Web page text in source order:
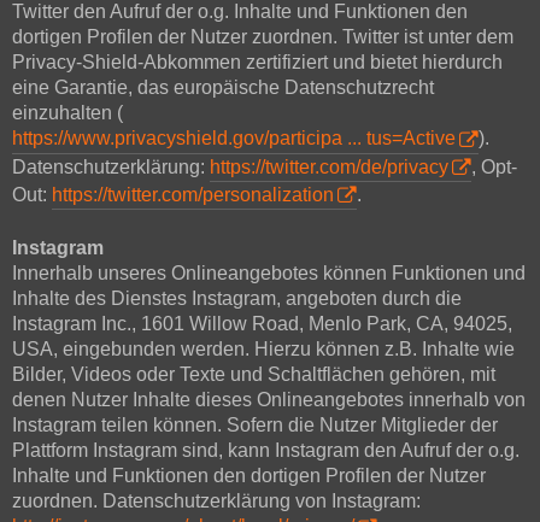
Twitter den Aufruf der o.g. Inhalte und Funktionen den
dortigen Profilen der Nutzer zuordnen. Twitter ist unter dem
Privacy-Shield-Abkommen zertifiziert und bietet hierdurch
eine Garantie, das europäische Datenschutzrecht
einzuhalten (
https://www.privacyshield.gov/participa ... tus=Active
).
Datenschutzerklärung: https://twitter.com/de/privacy
, Opt-
Out: https://twitter.com/personalization .
Instagram
Innerhalb unseres Onlineangebotes können Funktionen und
Inhalte des Dienstes Instagram, angeboten durch die
Instagram Inc., 1601 Willow Road, Menlo Park, CA, 94025,
USA, eingebunden werden. Hierzu können z.B. Inhalte wie
Bilder, Videos oder Texte und Schaltflächen gehören, mit
denen Nutzer Inhalte dieses Onlineangebotes innerhalb von
Instagram teilen können. Sofern die Nutzer Mitglieder der
Plattform Instagram sind, kann Instagram den Aufruf der o.g.
Inhalte und Funktionen den dortigen Profilen der Nutzer
zuordnen. Datenschutzerklärung von Instagram: